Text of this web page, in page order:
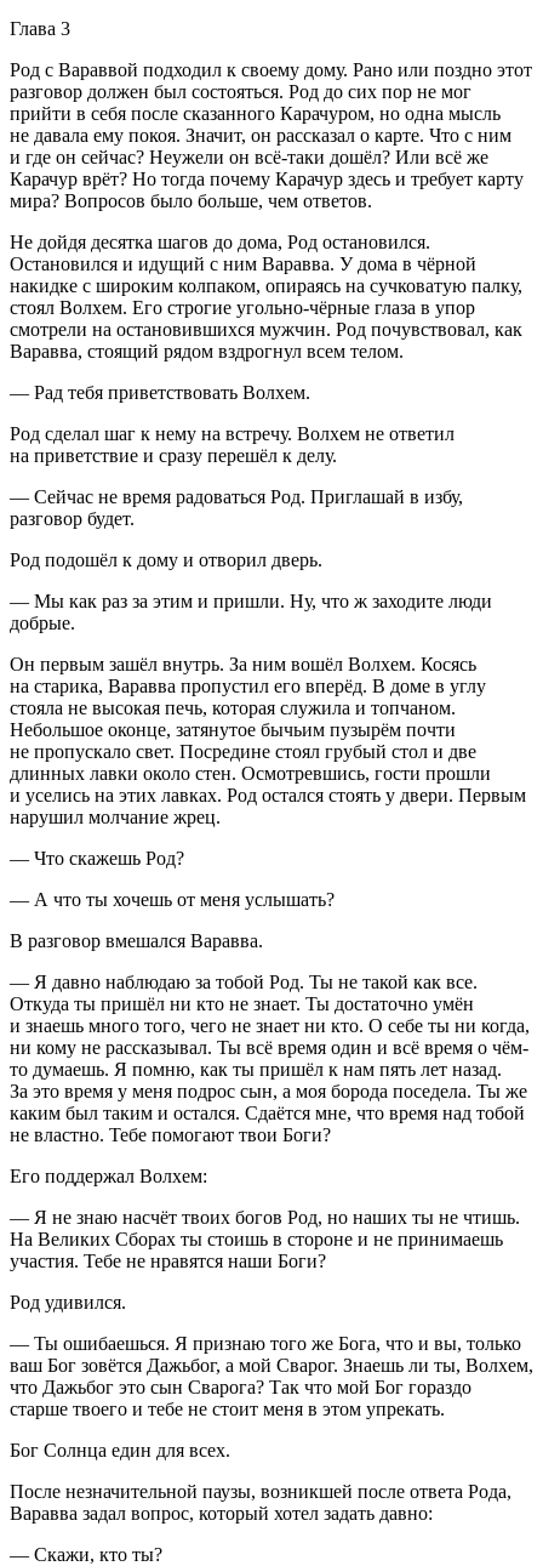
Глава 3
Род с Вараввой подходил к своему дому. Рано или поздно этот
разговор должен был состояться. Род до сих пор не мог
прийти в себя после сказанного Карачуром, но одна мысль
не давала ему покоя. Значит, он рассказал о карте. Что с ним
и где он сейчас? Неужели он всё-таки дошёл? Или всё же
Карачур врёт? Но тогда почему Карачур здесь и требует карту
мира? Вопросов было больше, чем ответов.
Не дойдя десятка шагов до дома, Род остановился.
Остановился и идущий с ним Варавва. У дома в чёрной
накидке с широким колпаком, опираясь на сучковатую палку,
стоял Волхем. Его строгие угольно-чёрные глаза в упор
смотрели на остановившихся мужчин. Род почувствовал, как
Варавва, стоящий рядом вздрогнул всем телом.
— Рад тебя приветствовать Волхем.
Род сделал шаг к нему на встречу. Волхем не ответил
на приветствие и сразу перешёл к делу.
— Сейчас не время радоваться Род. Приглашай в избу,
разговор будет.
Род подошёл к дому и отворил дверь.
— Мы как раз за этим и пришли. Ну, что ж заходите люди
добрые.
Он первым зашёл внутрь. За ним вошёл Волхем. Косясь
на старика, Варавва пропустил его вперёд. В доме в углу
стояла не высокая печь, которая служила и топчаном.
Небольшое оконце, затянутое бычьим пузырём почти
не пропускало свет. Посредине стоял грубый стол и две
длинных лавки около стен. Осмотревшись, гости прошли
и уселись на этих лавках. Род остался стоять у двери. Первым
нарушил молчание жрец.
— Что скажешь Род?
— А что ты хочешь от меня услышать?
В разговор вмешался Варавва.
— Я давно наблюдаю за тобой Род. Ты не такой как все.
Откуда ты пришёл ни кто не знает. Ты достаточно умён
и знаешь много того, чего не знает ни кто. О себе ты ни когда,
ни кому не рассказывал. Ты всё время один и всё время о чём-
то думаешь. Я помню, как ты пришёл к нам пять лет назад.
За это время у меня подрос сын, а моя борода поседела. Ты же
каким был таким и остался. Сдаётся мне, что время над тобой
не властно. Тебе помогают твои Боги?
Его поддержал Волхем:
— Я не знаю насчёт твоих богов Род, но наших ты не чтишь.
На Великих Сборах ты стоишь в стороне и не принимаешь
участия. Тебе не нравятся наши Боги?
Род удивился.
— Ты ошибаешься. Я признаю того же Бога, что и вы, только
ваш Бог зовётся Дажьбог, а мой Сварог. Знаешь ли ты, Волхем,
что Дажьбог это сын Сварога? Так что мой Бог гораздо
старше твоего и тебе не стоит меня в этом упрекать.
Бог Солнца един для всех.
После незначительной паузы, возникшей после ответа Рода,
Варавва задал вопрос, который хотел задать давно:
— Скажи, кто ты?